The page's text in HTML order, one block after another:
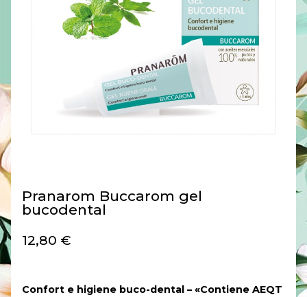
Pranarom Buccarom gel
bucodental
12,80 €
Confort e higiene buco-dental – «Contiene AEQT